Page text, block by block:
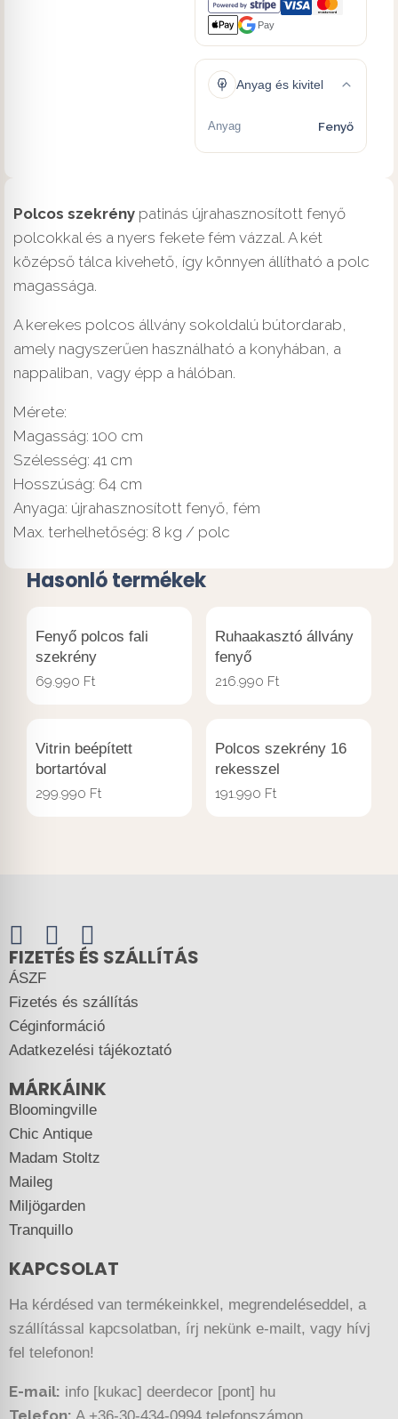
Pay
Anyag és kivitel
Anyag Fenyő
Polcos szekrény patinás újrahasznosított fenyő
polcokkal és a nyers fekete fém vázzal. A két
középső tálca kivehető, így könnyen állítható a polc
magassága.
A kerekes polcos állvány sokoldalú bútordarab,
amely nagyszerűen használható a konyhában, a
nappaliban, vagy épp a hálóban.
Mérete:
Magasság: 100 cm
Szélesség: 41 cm
Hosszúság: 64 cm
Anyaga: újrahasznosított fenyő, fém
Max. terhelhetőség: 8 kg / polc
Hasonló termékek
Fenyő polcos fali
szekrény
69.990 Ft
Ruhaakasztó állvány
fenyő
216.990 Ft
Vitrin beépített
bortartóval
299.990 Ft
Polcos szekrény 16
rekesszel
191.990 Ft
FIZETÉS ÉS SZÁLLÍTÁS
ÁSZF
Fizetés és szállítás
Céginformáció
Adatkezelési tájékoztató
MÁRKÁINK
Bloomingville
Chic Antique
Madam Stoltz
Maileg
Miljögarden
Tranquillo
KAPCSOLAT
Ha kérdésed van termékeinkkel, megrendeléseddel, a
szállítással kapcsolatban, írj nekünk e-mailt, vagy hívj
fel telefonon!
E-mail: info [kukac] deerdecor [pont] hu
Telefon: